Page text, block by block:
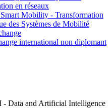
en réseaux
Mobility - Transformation
des Systèmes de Mobilité
international non diplomant
and Artificial Intelligence